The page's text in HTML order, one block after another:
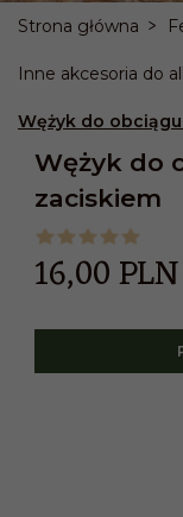
Strona główna
Inne akcesoria do
Wężyk do
Wężyk do
zaciskiem
16,00PLN